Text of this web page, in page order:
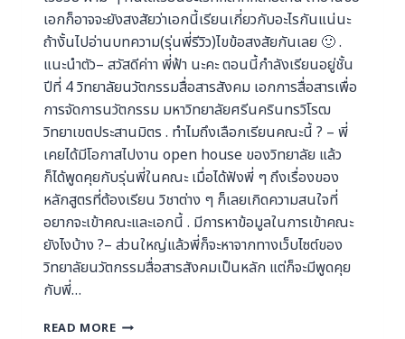
เอกก็อาจจะยังสงสัยว่าเอกนี้เรียนเกี่ยวกับอะไรกันแน่นะ
ถ้างั้นไปอ่านบทความ(รุ่นพี่รีวิว)ไขข้อสงสัยกันเลย 🙂 .
แนะนำตัว– สวัสดีค่าา พี่ฟ้า นะคะ ตอนนี้กำลังเรียนอยู่ชั้น
ปีที่ 4 วิทยาลัยนวัตกรรมสื่อสารสังคม เอกการสื่อสารเพื่อ
การจัดการนวัตกรรม มหาวิทยาลัยศรีนครินทรวิโรฒ
วิทยาเขตประสานมิตร . ทําไมถึงเลือกเรียนคณะนี้ ? – พี่
เคยได้มีโอกาสไปงาน open house ของวิทยาลัย แล้ว
ก็ได้พูดคุยกับรุ่นพี่ในคณะ เมื่อได้ฟังพี่ ๆ ถึงเรื่องของ
หลักสูตรที่ต้องเรียน วิชาต่าง ๆ ก็เลยเกิดความสนใจที่
อยากจะเข้าคณะและเอกนี้ . มีการหาข้อมูลในการเข้าคณะ
ยังไงบ้าง ?– ส่วนใหญ่แล้วพี่ก็จะหาจากทางเว็บไซต์ของ
วิทยาลัยนวัตกรรมสื่อสารสังคมเป็นหลัก แต่ก็จะมีพูดคุย
กับพี่…
READ MORE